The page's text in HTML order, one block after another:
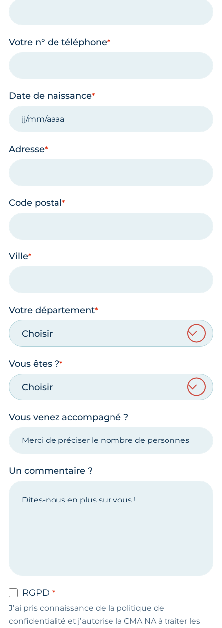
Votre n° de téléphone
Date de naissance
Adresse
Code postal
Ville
Votre département
Choisir
Vous êtes ?
Choisir
Vous venez accompagné ?
Un commentaire ?
RGPD
J’ai pris connaissance de la politique de
confidentialité et j’autorise la CMA NA à traiter les